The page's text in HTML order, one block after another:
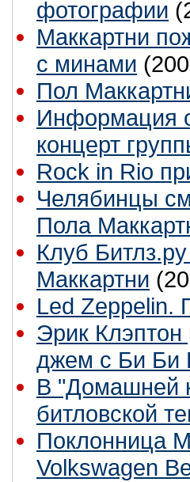
фотографии
Маккартни
с минами
Пол
Информация
концерт
Rock in Rio
Челябинцы
Пола
Клуб
Маккартни
Led Zeppelin.
Эрик Клэптон
джем с Би Би
В "Домашней
битловской
Поклонница
Volkswagen